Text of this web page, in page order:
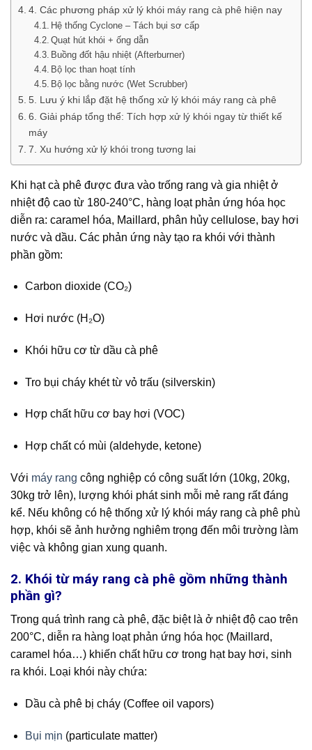
4. Các phương pháp xử lý khói máy rang cà phê hiện nay
Hệ thống Cyclone – Tách bụi sơ cấp
Quạt hút khói + ống dẫn
Buồng đốt hậu nhiệt (Afterburner)
Bộ lọc than hoạt tính
Bộ lọc bằng nước (Wet Scrubber)
5. Lưu ý khi lắp đặt hệ thống xử lý khói máy rang cà phê
6. Giải pháp tổng thể: Tích hợp xử lý khói ngay từ thiết kế
máy
7. Xu hướng xử lý khói trong tương lai
Khi hạt cà phê được đưa vào trống rang và gia nhiệt ở
nhiệt độ cao từ 180-240°C, hàng loạt phản ứng hóa học
diễn ra: caramel hóa, Maillard, phân hủy cellulose, bay hơi
nước và dầu. Các phản ứng này tạo ra khói với thành
phần gồm:
Carbon dioxide (CO₂)
Hơi nước (H₂O)
Khói hữu cơ từ dầu cà phê
Tro bụi cháy khét từ vỏ trấu (silverskin)
Hợp chất hữu cơ bay hơi (VOC)
Hợp chất có mùi (aldehyde, ketone)
Với máy rang công nghiệp có công suất lớn (10kg, 20kg,
30kg trở lên), lượng khói phát sinh mỗi mẻ rang rất đáng
kể. Nếu không có hệ thống xử lý khói máy rang cà phê phù
hợp, khói sẽ ảnh hưởng nghiêm trọng đến môi trường làm
việc và không gian xung quanh.
2. Khói từ máy rang cà phê gồm những thành
phần gì?
Trong quá trình rang cà phê, đặc biệt là ở nhiệt độ cao trên
200°C, diễn ra hàng loạt phản ứng hóa học (Maillard,
caramel hóa…) khiến chất hữu cơ trong hạt bay hơi, sinh
ra khói. Loại khói này chứa:
Dầu cà phê bị cháy (Coffee oil vapors)
Bụi mịn (particulate matter)